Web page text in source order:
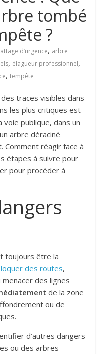
tombé
?
d’urgence, arbre
, élagueur professionnel,
,tempête
traces visibles dans
les plus critiques est
voie publique, dans un
arbre déraciné
Comment réagir face à
étapes à suivre pour
pour procéder à
toujours être la
des routes,
des lignes
de la zone
ou de
d’autres dangers
ou des arbres